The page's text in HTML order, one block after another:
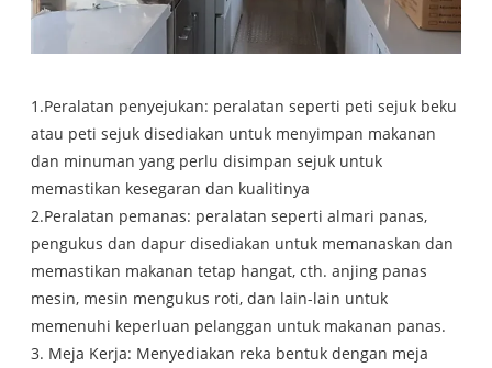
1.Peralatan penyejukan: peralatan seperti peti sejuk beku
atau peti sejuk disediakan untuk menyimpan makanan
dan minuman yang perlu disimpan sejuk untuk
memastikan kesegaran dan kualitinya
2.Peralatan pemanas: peralatan seperti almari panas,
pengukus dan dapur disediakan untuk memanaskan dan
memastikan makanan tetap hangat, cth. anjing panas
mesin, mesin mengukus roti, dan lain-lain untuk
memenuhi keperluan pelanggan untuk makanan panas.
3. Meja Kerja: Menyediakan reka bentuk dengan meja